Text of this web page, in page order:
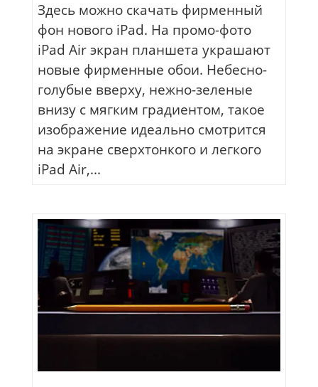
Здесь можно скачать фирменный
фон нового iPad. На промо-фото
iPad Air экран планшета украшают
новые фирменные обои. Небесно-
голубые вверху, нежно-зеленые
внизу с мягким градиентом, такое
изображение идеально смотрится
на экране сверхтонкого и легкого
iPad Air,...